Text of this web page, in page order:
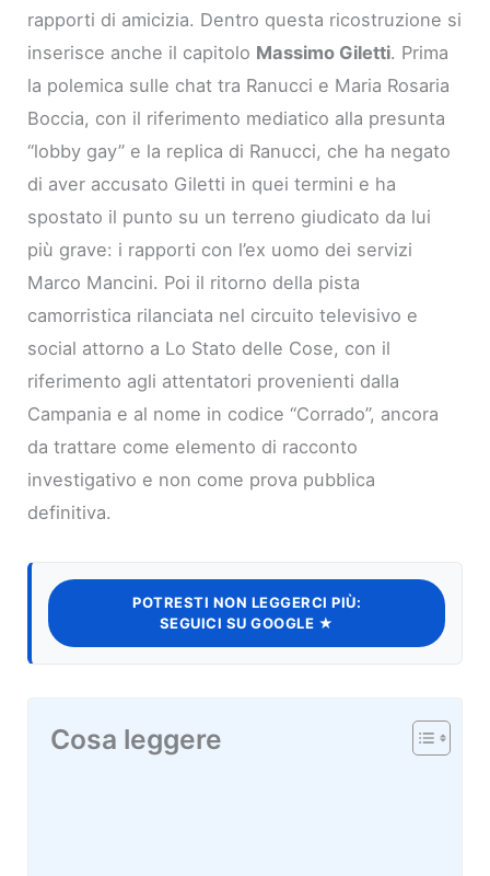
rapporti di amicizia. Dentro questa ricostruzione si
inserisce anche il capitolo Massimo Giletti. Prima
la polemica sulle chat tra Ranucci e Maria Rosaria
Boccia, con il riferimento mediatico alla presunta
“lobby gay” e la replica di Ranucci, che ha negato
di aver accusato Giletti in quei termini e ha
spostato il punto su un terreno giudicato da lui
più grave: i rapporti con l’ex uomo dei servizi
Marco Mancini. Poi il ritorno della pista
camorristica rilanciata nel circuito televisivo e
social attorno a Lo Stato delle Cose, con il
riferimento agli attentatori provenienti dalla
Campania e al nome in codice “Corrado”, ancora
da trattare come elemento di racconto
investigativo e non come prova pubblica
definitiva.
POTRESTI NON LEGGERCI PIÙ:
SEGUICI SU GOOGLE ★
Cosa leggere